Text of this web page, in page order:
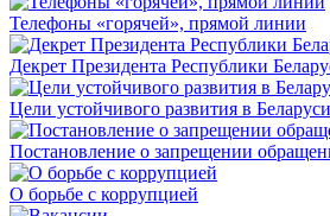
Телефоны «горячей», прямой линии
Декрет Президента Республики
Цели устойчивого развития в Беларуси
Постановление о запрещении
О борьбе с коррупцией